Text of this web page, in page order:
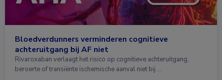
Bloedverdunners verminderen cognitieve
achteruitgang bij AF niet
Rivaroxaban verlaagt het risico op cognitieve achteruitgang,
beroerte of transiënte ischemische aanval niet bij …